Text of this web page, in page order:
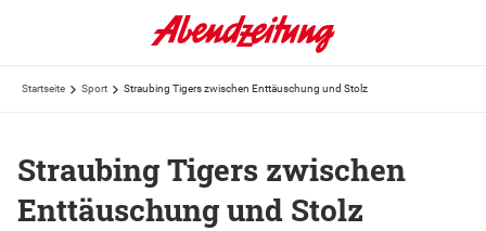
Startseite Sport Straubing Tigers zwischen Enttäuschung und Stolz
Straubing Tigers zwischen
Enttäuschung und Stolz